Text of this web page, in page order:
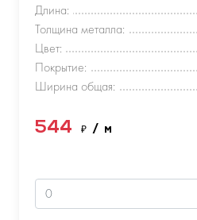
Длина:
Толщина металла:
Цвет:
Покрытие:
Ширина общая:
544 ₽ / м